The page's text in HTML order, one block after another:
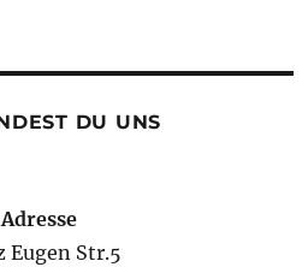
DU UNS
Adresse
Eugen Str.5